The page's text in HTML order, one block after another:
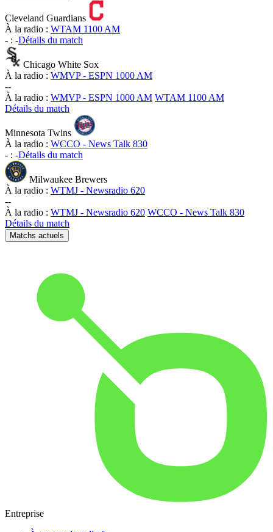
Cleveland Guardians
À la radio : WTAM 1100 AM
- : -Détails du match
Chicago White Sox
À la radio : WMVP - ESPN 1000 AM
--
À la radio : WMVP - ESPN 1000 AM WTAM 1100 AM
Détails du match
Minnesota Twins
À la radio : WCCO - News Talk 830
- : -Détails du match
Milwaukee Brewers
À la radio : WTMJ - Newsradio 620
--
À la radio : WTMJ - Newsradio 620 WCCO - News Talk 830
Détails du match
Matchs actuels
Entreprise